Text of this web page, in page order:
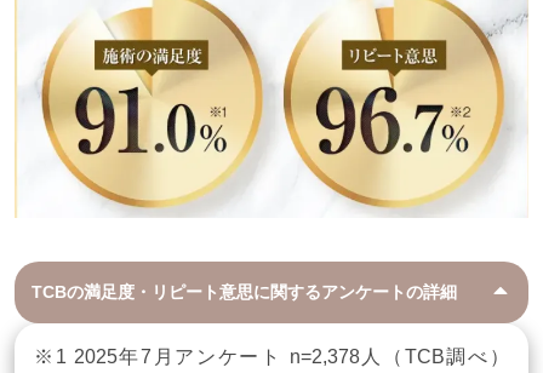
TCBの満足度・リピート意思に関するアンケートの詳細
※1 2025年7月アンケート n=2,378人（TCB調べ）